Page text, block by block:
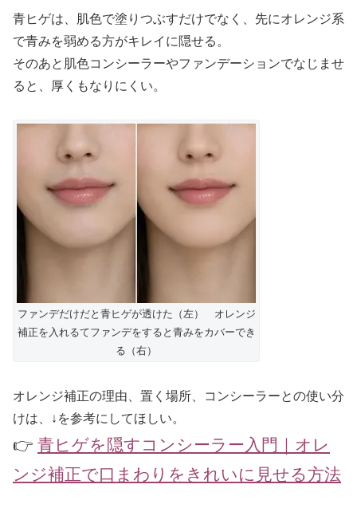
青ヒゲは、肌色で塗りつぶすだけでなく、先にオレンジ系
で青みを弱める方がキレイに隠せる。
そのあと肌色コンシーラーやファンデーションでなじませ
ると、厚くもなりにくい。
ファンデだけだと青ヒゲが透けた（左） オレンジ
補正を入れるてファンデをすると青みをカバーでき
る（右）
オレンジ補正の理由、置く場所、コンシーラーとの使い分
けは、↓を参考にしてほしい。
👉 青ヒゲを隠すコンシーラー入門｜オレ
ンジ補正で口まわりをきれいに見せる方法